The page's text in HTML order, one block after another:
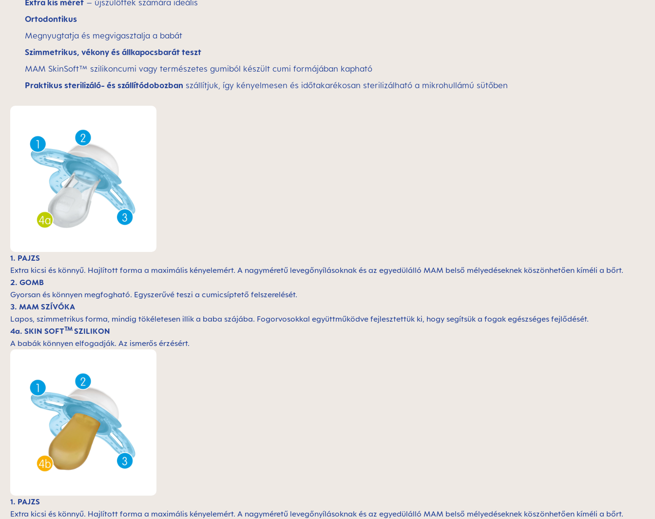
Extra kis méret – újszülöttek számára ideális
Ortodontikus
Megnyugtatja és megvigasztalja a babát
Szimmetrikus, vékony és állkapocsbarát teszt
MAM SkinSoft™ szilikoncumi vagy természetes gumiból készült cumi formájában kapható
Praktikus sterilizáló- és szállítódobozban szállítjuk, így kényelmesen és időtakarékosan sterilizálható a mikrohullámú sütőben
1. PAJZS
Extra kicsi és könnyű. Hajlított forma a maximális kényelemért. A nagyméretű levegőnyílásoknak és az egyedülálló MAM belső mélyedéseknek köszönhetően kíméli a bőrt.
2. GOMB
Gyorsan és könnyen megfogható. Egyszerűvé teszi a cumicsíptető felszerelését.
3. MAM SZÍVÓKA
Lapos, szimmetrikus forma, mindig tökéletesen illik a baba szájába. Fogorvosokkal együttműködve fejlesztettük ki, hogy segítsük a fogak egészséges fejlődését.
4a. SKIN SOFTTM SZILIKON
A babák könnyen elfogadják. Az ismerős érzésért.
1. PAJZS
Extra kicsi és könnyű. Hajlított forma a maximális kényelemért. A nagyméretű levegőnyílásoknak és az egyedülálló MAM belső mélyedéseknek köszönhetően kíméli a bőrt.